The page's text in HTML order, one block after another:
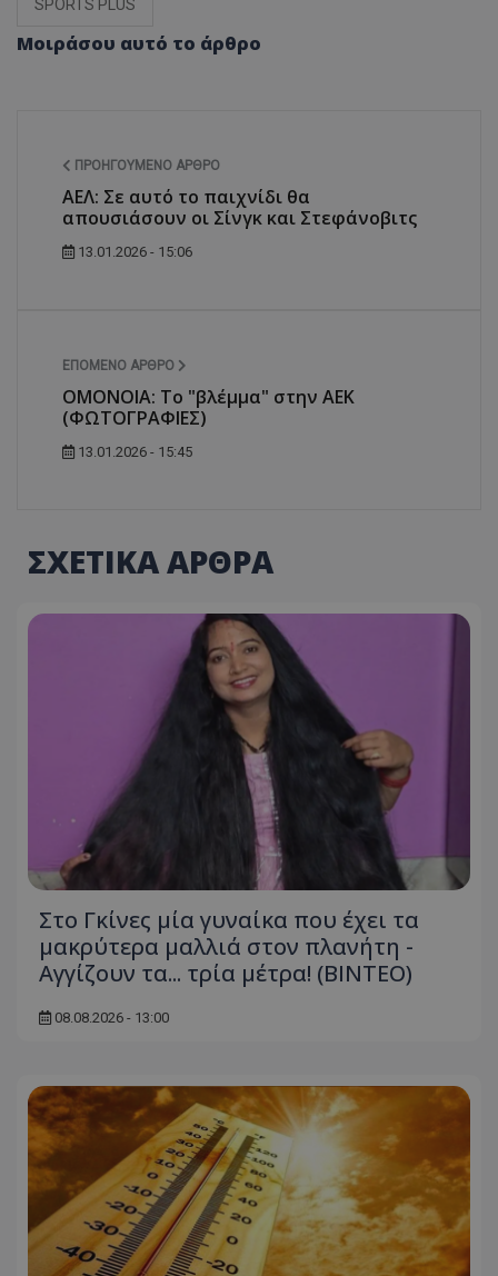
SPORTS PLUS
Μοιράσου αυτό το άρθρο
ΠΡΟΗΓΟΎΜΕΝΟ ΆΡΘΡΟ
ΑΕΛ: Σε αυτό το παιχνίδι θα
απουσιάσουν οι Σίνγκ και Στεφάνοβιτς
13.01.2026 - 15:06
ΕΠΌΜΕΝΟ ΆΡΘΡΟ
ΟΜΟΝΟΙΑ: Το "βλέμμα" στην ΑΕΚ
(ΦΩΤΟΓΡΑΦΙΕΣ)
13.01.2026 - 15:45
ΣΧΕΤΙΚΑ ΑΡΘΡΑ
Στο Γκίνες μία γυναίκα που έχει τα
μακρύτερα μαλλιά στον πλανήτη -
Αγγίζουν τα... τρία μέτρα! (ΒΙΝΤΕΟ)
08.08.2026 - 13:00